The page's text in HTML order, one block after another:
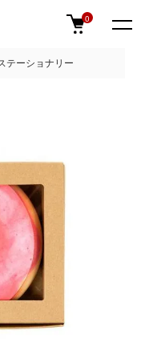
0
テーショナリー